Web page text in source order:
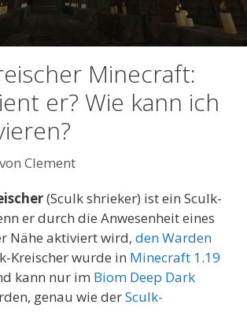
Minecraft:
er? Wie kann ich
von Clement
(Sculk shrieker) ist ein Sculk-
er durch die Anwesenheit eines
Nähe aktiviert wird, den Warden
Kreischer wurde in Minecraft 1.19
kann nur im Biom Deep Dark
genau wie derSculk-